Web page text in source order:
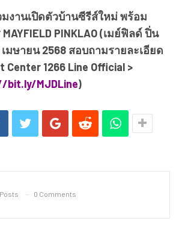
งานเปิดตัวบ้านซีรีส์ใหม่ พร้อม
PINKLAO (เมย์ฟิลด์ ปิ่น
มษายน 2568 สอบถามรายละเอียด
Center 1266 Line Official >
MJDLine)
0 Comments